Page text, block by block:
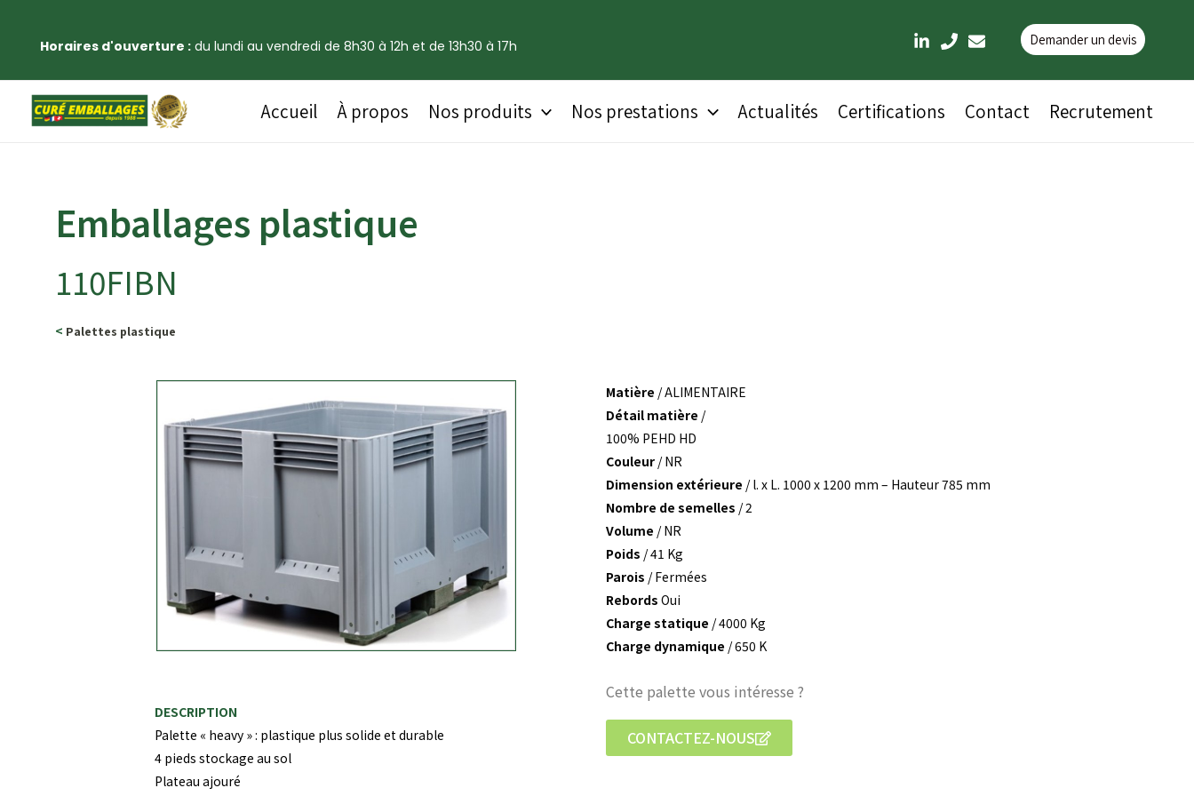
Horaires d'ouverture : du lundi au vendredi de 8h30 à 12h et de 13h30 à 17h Demander un devis
Accueil À propos Nos produits Nos prestations Actualités Certifications Contact Recrutement
Emballages plastique
110FIBN
< Palettes plastique
DESCRIPTION
Palette « heavy » : plastique plus solide et durable
4 pieds stockage au sol
Plateau ajouré
Matière / ALIMENTAIRE
Détail matière /
100% PEHD HD
Couleur / NR
Dimension extérieure / l. x L. 1000 x 1200 mm – Hauteur 785 mm
Nombre de semelles / 2
Volume / NR
Poids / 41 Kg
Parois / Fermées
Rebords Oui
Charge statique / 4000 Kg
Charge dynamique / 650 K
Cette palette vous intéresse ?
CONTACTEZ-NOUS